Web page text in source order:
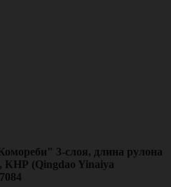
3-слоя, длина рулона
КНР (Qingdao Yinaiya